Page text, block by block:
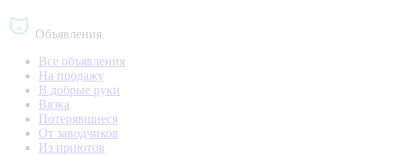
Объявления
Все объявления
На продажу
В добрые руки
Вязка
Потерявшиеся
От заводчиков
Из приютов